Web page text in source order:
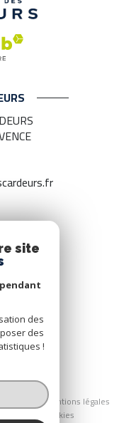
Mentions légales
Cookies
site
des
des
!